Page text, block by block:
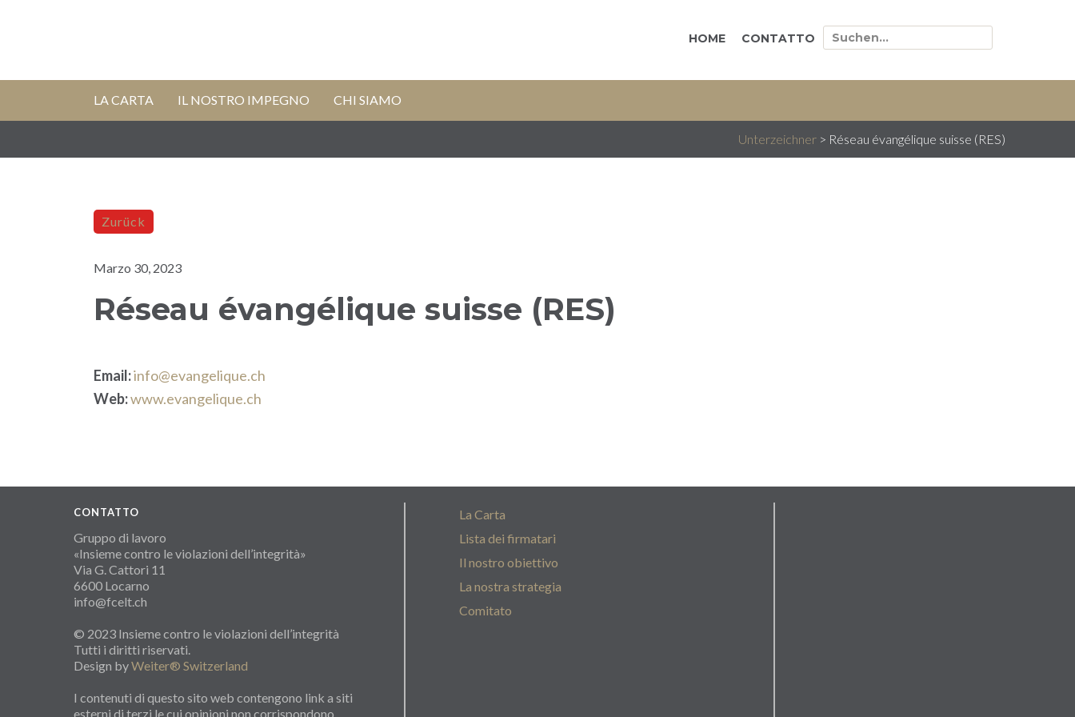
HOME CONTATTO
LA CARTA IL NOSTRO IMPEGNO CHI SIAMO
Unterzeichner > Réseau évangélique suisse (RES)
Zurück
Marzo 30, 2023
Réseau évangélique suisse (RES)
Email:info@evangelique.ch
Web:www.evangelique.ch
CONTATTO
Gruppo di lavoro
«Insieme contro le violazioni dell’integrità»
Via G. Cattori 11
6600 Locarno
info@fcelt.ch
© 2023 Insieme contro le violazioni dell’integrità
Tutti i diritti riservati.
Design byWeiter® Switzerland
I contenuti di questo sito web contengono link a siti
esterni di terzi le cui opinioni non corrispondono
La Carta
Lista dei firmatari
Il nostro obiettivo
La nostra strategia
Comitato